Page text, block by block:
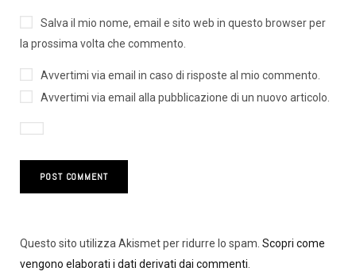
Salva il mio nome, email e sito web in questo browser per
la prossima volta che commento.
Avvertimi via email in caso di risposte al mio commento.
Avvertimi via email alla pubblicazione di un nuovo articolo.
Questo sito utilizza Akismet per ridurre lo spam. Scopri come
vengono elaborati i dati derivati dai commenti